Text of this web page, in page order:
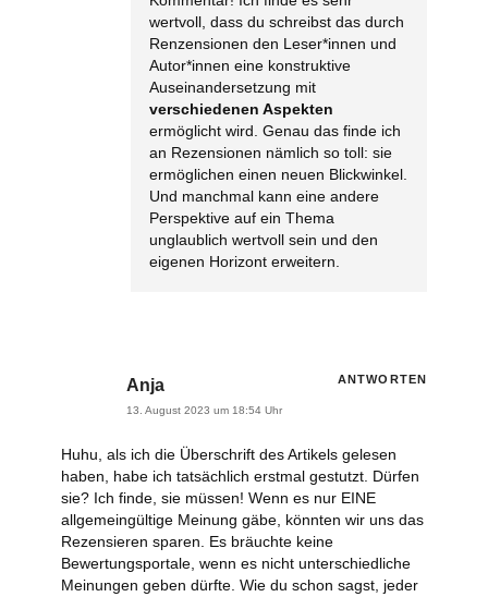
wertvoll, dass du schreibst das durch
Renzensionen den Leser*innen und
Autor*innen eine konstruktive
Auseinandersetzung mit
verschiedenen Aspekten
ermöglicht wird. Genau das finde ich
an Rezensionen nämlich so toll: sie
ermöglichen einen neuen Blickwinkel.
Und manchmal kann eine andere
Perspektive auf ein Thema
unglaublich wertvoll sein und den
eigenen Horizont erweitern.
Anja
13. August 2023 um 18:54 Uhr
Huhu, als ich die Überschrift des Artikels gelesen
haben, habe ich tatsächlich erstmal gestutzt. Dürfen
sie? Ich finde, sie müssen! Wenn es nur EINE
allgemeingültige Meinung gäbe, könnten wir uns das
Rezensieren sparen. Es bräuchte keine
Bewertungsportale, wenn es nicht unterschiedliche
Meinungen geben dürfte. Wie du schon sagst, jeder
ANTWORTEN